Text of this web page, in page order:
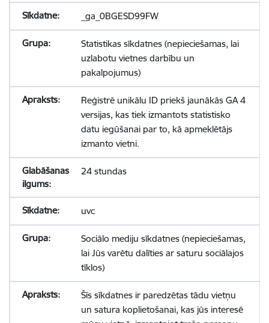
_ga_0BGESD99FW
Statistikas sīkdatnes (nepieciešamas, lai
uzlabotu vietnes darbību un
pakalpojumus)
Reģistrē unikālu ID priekš jaunākās GA 4
versijas, kas tiek izmantots statistisko
datu iegūšanai par to, kā apmeklētājs
izmanto vietni.
24 stundas
uvc
Sociālo mediju sīkdatnes (nepieciešamas,
lai Jūs varētu dalīties ar saturu sociālajos
tīklos)
Šīs sīkdatnes ir paredzētas tādu vietņu
un satura koplietošanai, kas jūs interesē